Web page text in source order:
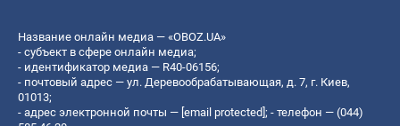
Название онлайн медиа — «OBOZ.UA»
- субъект в сфере онлайн медиа;
- идентификатор медиа — R40-06156;
- почтовый адрес — ул. Деревообрабатывающая, д. 7, г. Киев,
01013;
- адрес электронной почты — [email protected]; - телефон — (044)